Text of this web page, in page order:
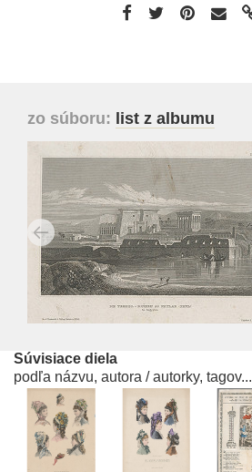
zo súboru: list z albumu
Súvisiace diela
podľa názvu, autora / autorky, tagov...